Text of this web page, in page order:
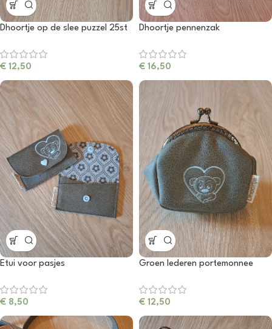
Dhoortje op de slee puzzel 25st
€ 12,50
Dhoortje pennenzak
€ 16,50
Etui voor pasjes
€ 8,50
Groen lederen portemonnee
€ 12,50